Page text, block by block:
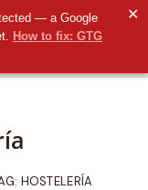
— a Google
How to fix: GTG
✕
HOSTELERÍA